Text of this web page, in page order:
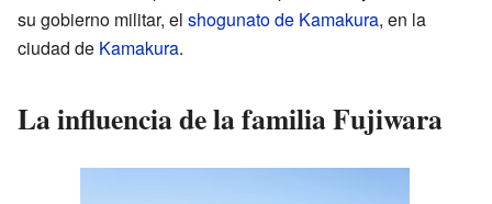
su gobierno militar, el shogunato de Kamakura, en la
ciudad de Kamakura.
La influencia de la familia Fujiwara